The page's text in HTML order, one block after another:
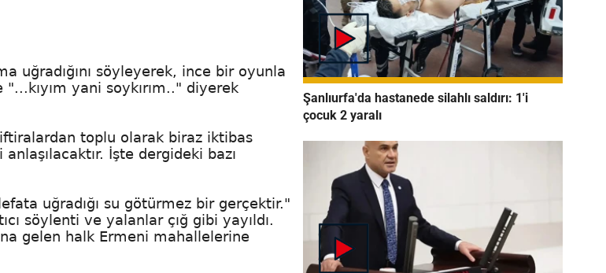
uğradığını söyleyerek, ince bir oyunla
yani soykırım.." diyerek
toplu olarak biraz iktibas
İşte dergideki bazı
uğradığı su götürmez bir gerçektir."
söylenti ve yalanlar çığ gibi yayıldı.
gelen halk Ermeni mahallelerine
Şanlıurfa'da hastanede silahlı saldırı: 1'i
çocuk 2 yaralı